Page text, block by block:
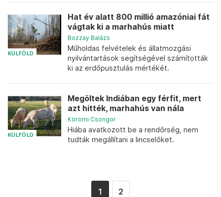
KÜLFÖLD
Hat év alatt 800 millió amazóniai fát
vágtak ki a marhahús miatt
Bozzay Balázs
Műholdas felvételek és állatmozgási
nyilvántartások segítségével számították
ki az erdőpusztulás mértékét.
KÜLFÖLD
Megöltek Indiában egy férfit, mert
azt hitték, marhahús van nála
Körömi Csongor
Hiába avatkozott be a rendőrség, nem
tudták megállítani a lincselőket.
1 2